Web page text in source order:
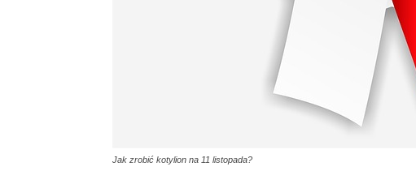
Jak zrobić kotylion na 11 listopada?